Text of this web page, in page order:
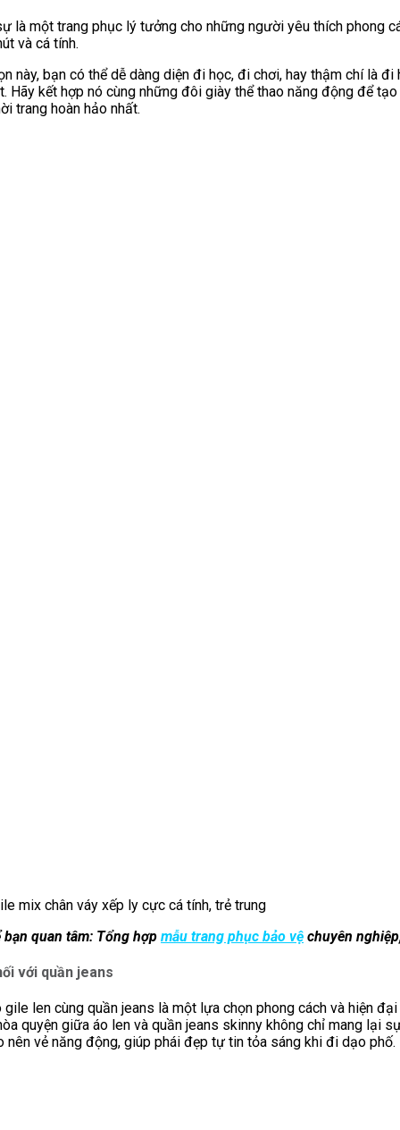
là một trang phục lý tưởng cho những người yêu thích phong
và cá tính.
này, bạn có thể dễ dàng diện đi học, đi chơi, hay thậm chí là đi
Hãy kết hợp nó cùng những đôi giày thể thao năng động để
trang hoàn hảo nhất.
mix chân váy xếp ly cực cá tính, trẻ trung
bạn quan tâm: Tổng hợp mẫu trang phục bảo vệ chuyên
với quần jeans
gile len cùng quần jeans là một lựa chọn phong cách và hiện
quyện giữa áo len và quần jeans skinny không chỉ mang lại
nên vẻ năng động, giúp phái đẹp tự tin tỏa sáng khi đi dạo phố.